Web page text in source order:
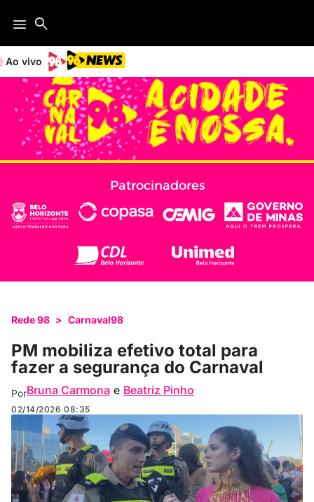
Ao vivo
Patrocinadores
Rede 98 > Carnaval98
PM mobiliza efetivo total para
fazer a segurança do Carnaval
PorBruna Carmona e Beatriz Pinho
02/14/2026 08:35